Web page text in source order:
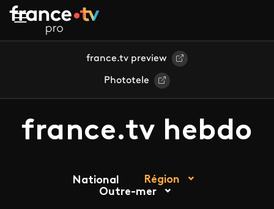
Aller au contenu principal
france.tv preview
Phototele
france.tv hebdo
National
Région
Outre-mer